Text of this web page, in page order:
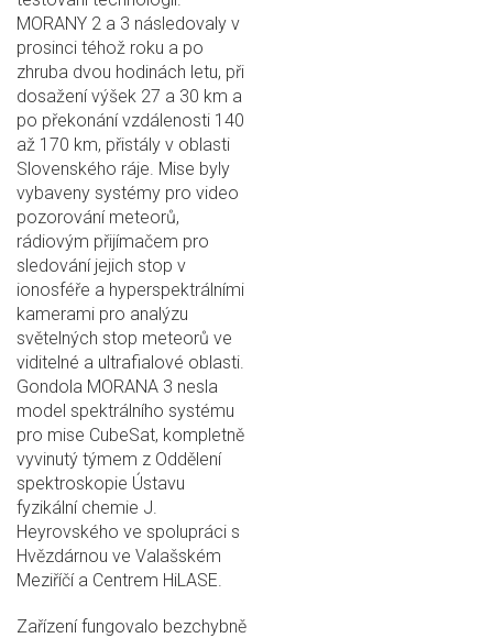
MORANY 2 a 3 následovaly v
prosinci téhož roku a po
zhruba dvou hodinách letu, při
dosažení výšek 27 a 30 km a
po překonání vzdálenosti 140
až 170 km, přistály v oblasti
Slovenského ráje. Mise byly
vybaveny systémy pro video
pozorování meteorů,
rádiovým přijímačem pro
sledování jejich stop v
ionosféře a hyperspektrálními
kamerami pro analýzu
světelných stop meteorů ve
viditelné a ultrafialové oblasti.
Gondola MORANA 3 nesla
model spektrálního systému
pro mise CubeSat, kompletně
vyvinutý týmem z Oddělení
spektroskopie Ústavu
fyzikální chemie J.
Heyrovského ve spolupráci s
Hvězdárnou ve Valašském
Meziříčí a Centrem HiLASE.
Zařízení fungovalo bezchybně